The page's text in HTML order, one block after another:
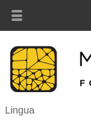
Lingua